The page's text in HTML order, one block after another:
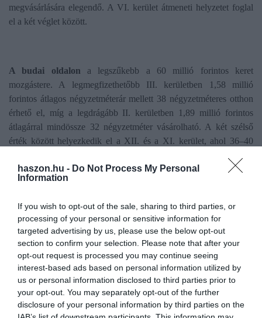
haszon.hu - Do Not Process My Personal
Information
If you wish to opt-out of the sale, sharing to third parties, or
processing of your personal or sensitive information for
targeted advertising by us, please use the below opt-out
section to confirm your selection. Please note that after your
opt-out request is processed you may continue seeing
interest-based ads based on personal information utilized by
us or personal information disclosed to third parties prior to
your opt-out. You may separately opt-out of the further
disclosure of your personal information by third parties on the
megvásárlására elegendő. A VI. kerület átmeneti helyzetet foglal
el a két véglet között.
A budai oldalon a legszűkebb a 60 millió forintos keret
mozgástere. A legmegfizethetőbb III. kerületben 1,58 millió
forintos átlagos négyzetméterár mellett 38 négyzetméteres otthon
érhető el, míg a legdrágább II. kerületben 1,89 millió forintos
átlagárral mindössze 32 négyzetméter vásárolható. A két szélső
érték között helyezkedik el a XII. és a XI. kerület, ahol 36–40
A négyzetméterárak emelkedése miatt ugyanabból az
alapján 60 millió forintból közel 46 négyzetméteres ingatlan
volt elérhető, 2026 elején ugyanez az összeg már körülbelül 44
négyzetméterre elegendő.
Olvasd el ezt is!
Ennyivel fizetünk többet a lakáshitelért, mint az
eurós országok